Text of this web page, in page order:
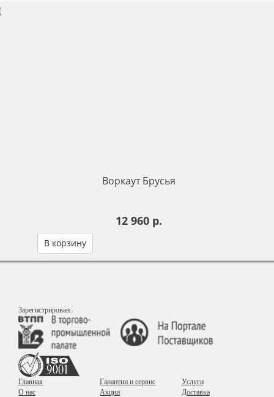
Воркаут Брусья
12 960 р.
В корзину
Зарегистрирован:
Главная
О нас
Гарантии и сервис
Акции
Услуги
Доставка